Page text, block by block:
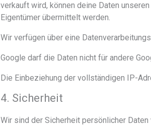
verkauft wird, können deine Daten
Eigentümer übermittelt werden.
Wir verfügen über eine
Google darf die Daten nicht für andere
Die Einbeziehung der vollständigen IP-
4. Sicherheit
Wir sind der Sicherheit persönlicher